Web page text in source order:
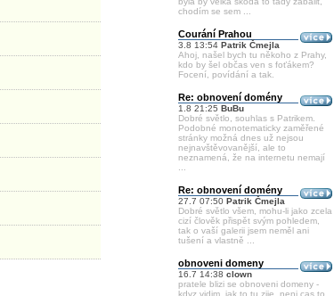
chodím se sem ...
Courání Prahou
3.8 13:54 Patrik Čmejla
Ahoj, našel bych tu někoho z Prahy,
kdo by šel občas ven s foťákem?
Focení, povídání a tak.
Re: obnovení domény
1.8 21:25 BuBu
Dobré světlo, souhlas s Patrikem.
Podobné monotematicky zaměřené
stránky možná dnes už nejsou
nejnavštěvovanější, ale to
neznamená, že na internetu nemají
Re: obnovení domény
27.7 07:50 Patrik Čmejla
Dobré světlo všem, mohu-li jako zcela
cizí člověk přispět svým pohledem,
tak o vaší galerii jsem neměl ani
tušení a vlastně ...
obnoveni domeny
16.7 14:38 clown
pratele blizi se obnoveni domeny -
kdyz vidim, jak to tu zije, neni cas to